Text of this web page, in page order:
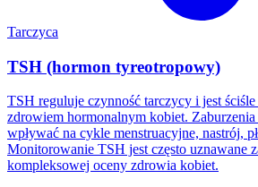
Tarczyca
TSH (hormon tyreotropowy)
TSH reguluje czynność tarczycy i jest
zdrowiem hormonalnym kobiet.
wpływać na cykle menstruacyjne, nastrój,
Monitorowanie TSH jest często uznawane
kompleksowej oceny zdrowia kobiet.